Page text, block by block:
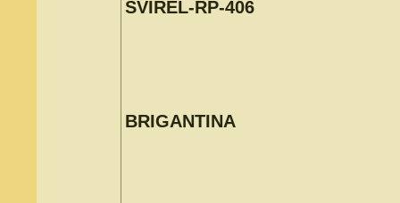
SVIREL-RP-406
BRIGANTINA